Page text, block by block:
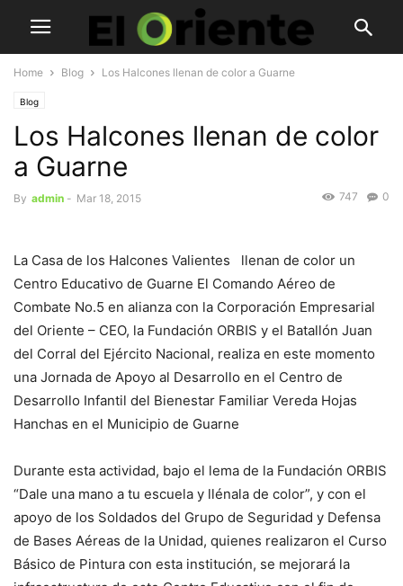
Home Blog Los Halcones llenan de color a Guarne
Blog
Los Halcones llenan de color
a Guarne
By admin - Mar 18, 2015 0
747
La Casa de los Halcones Valientes llenan de color un
Centro Educativo de Guarne El Comando Aéreo de
Combate No.5 en alianza con la Corporación Empresarial
del Oriente – CEO, la Fundación ORBIS y el Batallón Juan
del Corral del Ejército Nacional, realiza en este momento
una Jornada de Apoyo al Desarrollo en el Centro de
Desarrollo Infantil del Bienestar Familiar Vereda Hojas
Hanchas en el Municipio de Guarne
Durante esta actividad, bajo el lema de la Fundación ORBIS
“Dale una mano a tu escuela y llénala de color”, y con el
apoyo de los Soldados del Grupo de Seguridad y Defensa
de Bases Aéreas de la Unidad, quienes realizaron el Curso
Básico de Pintura con esta institución, se mejorará la